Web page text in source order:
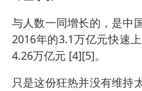
与人数一同增长的，是中
2016年的3.1万亿元快速
4.26万亿元 [4][5]。
只是这份狂热并没有维持